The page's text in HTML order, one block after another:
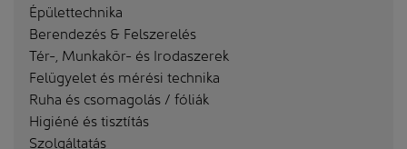
Épülettechnika
Berendezés & Felszerelés
Tér-, Munkakör- és Irodaszerek
Felügyelet és mérési technika
Ruha és csomagolás / fóliák
Higiéné és tisztítás
Szolgáltatás